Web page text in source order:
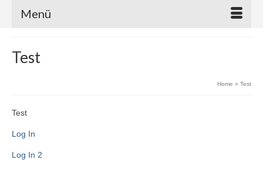
Menü
Test
Home » Test
Test
Log In
Log In 2